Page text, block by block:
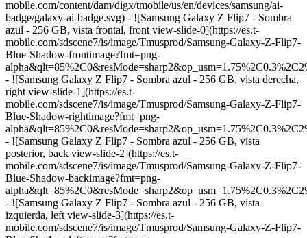
mobile.com/content/dam/digx/tmobile/us/en/devices/samsung/ai-
badge/galaxy-ai-badge.svg) - ![Samsung Galaxy Z Flip7 - Sombra
azul - 256 GB, vista frontal, front view-slide-0](https://es.t-
mobile.com/sdscene7/is/image/Tmusprod/Samsung-Galaxy-Z-Flip7-
Blue-Shadow-frontimage?fmt=png-
- ![Samsung Galaxy Z Flip7 - Sombra azul - 256 GB, vista derecha,
right view-slide-1](https://es.t-
mobile.com/sdscene7/is/image/Tmusprod/Samsung-Galaxy-Z-Flip7-
Blue-Shadow-rightimage?fmt=png-
- ![Samsung Galaxy Z Flip7 - Sombra azul - 256 GB, vista
posterior, back view-slide-2](https://es.t-
mobile.com/sdscene7/is/image/Tmusprod/Samsung-Galaxy-Z-Flip7-
Blue-Shadow-backimage?fmt=png-
- ![Samsung Galaxy Z Flip7 - Sombra azul - 256 GB, vista
izquierda, left view-slide-3](https://es.t-
mobile.com/sdscene7/is/image/Tmusprod/Samsung-Galaxy-Z-Flip7-